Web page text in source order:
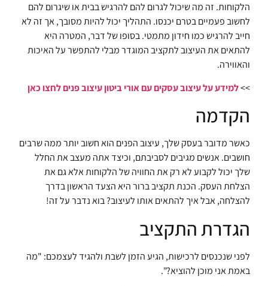
הלקוחות. זה מה שיכול לגרום להם להרגיש בבית או שיגרום להם
לחשוב פעמיים בטרם יכנסו. התהליך יכול להיות מסובך, אך זה לא
חייב להרגיש כמו חידון מתמטי. בסופו של דבר, המטרה היא
להתאים את העיצוב לתקציב המוגדר מבלי להתפשר על האיכות
והאווירה.
>>למידע על עיצוב עסקים עם אורי ביטון עיצוב פנים לחצו כאן
הקדמה
כאשר מדובר בעסק שלך, עיצוב הפנים הוא חשוב יותר ממה שרבים
חושבים. אנשים מגיבים לסביבתם, וכיצד אתה מעצב את החלל
שלך יכול לקבוע לא רק את החוויה של הלקוחות אלא גם את
הצלחת העסק. הכנת תקציב ברור היא הצעד הראשון בדרך
להצלחה, אבל איך להתאים אותו לעיצוב? בוא נדבר על זה!
הגדרת התקציב
לפני שנכנסים לרכישות, הגיע הזמן לשבת ולהגיד לעצמכם: "מה
באמת אני מוכן להוציא?".